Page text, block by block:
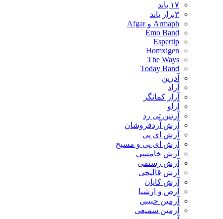
۱۷ باند
۳برار باند
Armaph و Afgar
Emo Band
Espertip
Homxigen
The Ways
Today Band
آدرین
آراد
آراز کمانگر
آراو
آرتین تی زد
آرش آردفروشان
آرش ای پی
آرش ای پی و مسیح
آرش خامسی
آرش رستمی
آرش قالیچی
آرش کایان
​آرض و ارشیا
آرمین حبیبی
آرمین سمیعی